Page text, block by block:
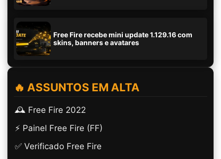
Free Fire recebe mini update 1.129.16 com
skins, banners e avatares
🔥 ASSUNTOS EM ALTA
🕰️ Free Fire 2022
⚡ Painel Free Fire (FF)
✅ Verificado Free Fire